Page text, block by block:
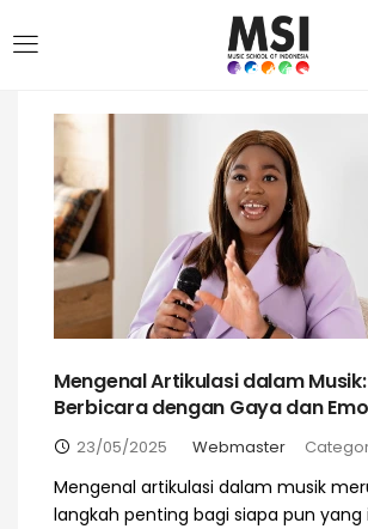
Mengenal Artikulasi dalam
Berbicara dengan Gaya dan
23/05/2025 Webmaster
Mengenal artikulasi dalam musik
langkah penting bagi siapa pun yang